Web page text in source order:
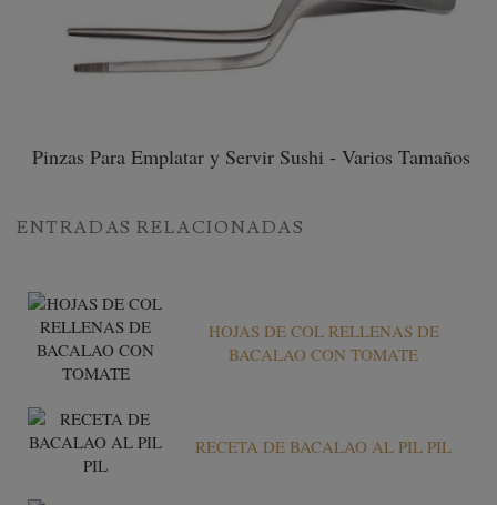
Pinzas Para Emplatar y Servir Sushi - Varios Tamaños
ENTRADAS RELACIONADAS
HOJAS DE COL RELLENAS DE
BACALAO CON TOMATE
RECETA DE BACALAO AL PIL PIL